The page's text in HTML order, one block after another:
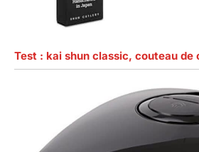
Test : kai shun classic, couteau de